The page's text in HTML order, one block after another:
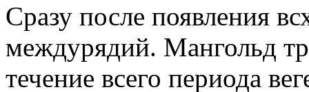
Сразу после появления
междурядий. Мангольд
течение всего периода